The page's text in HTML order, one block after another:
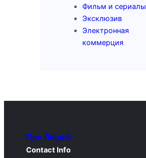
Фильм и сериалы
Эксклюзив
Электронная
коммерция
Про Людей
Contact Info